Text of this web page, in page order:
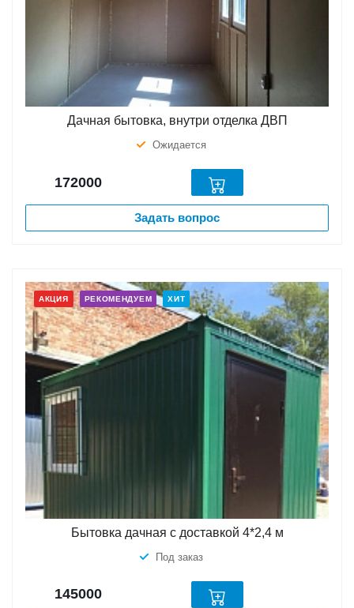
Дачная бытовка, внутри отделка ДВП
Ожидается
172000
Задать вопрос
АКЦИЯ РЕКОМЕНДУЕМ ХИТ
Бытовка дачная с доставкой 4*2,4 м
Под заказ
145000